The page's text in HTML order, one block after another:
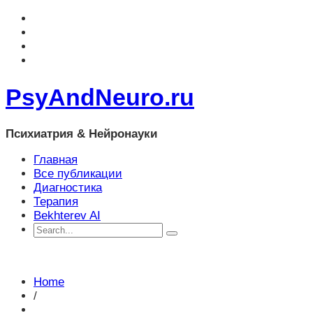
PsyAndNeuro.ru
Психиатрия & Нейронауки
Главная
Все публикации
Диагностика
Терапия
Bekhterev AI
Home
/